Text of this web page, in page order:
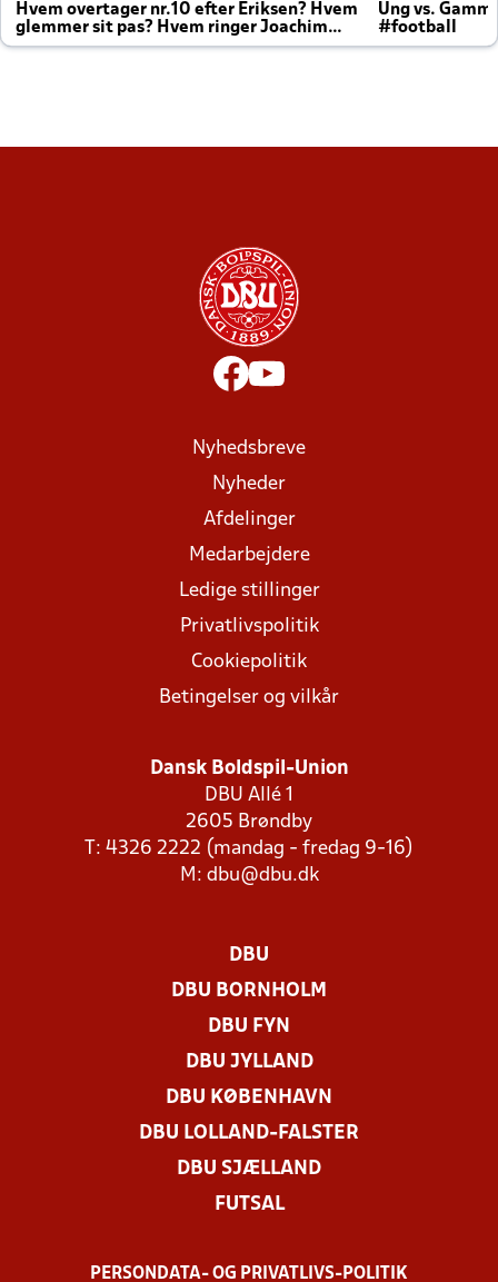
Hvem overtager nr.10 efter Eriksen? Hvem
glemmer sit pas? Hvem ringer Joachim
altid til efter kampe?
Ung vs.
#football
Nyhedsbreve
Nyheder
Afdelinger
Medarbejdere
Ledige stillinger
Privatlivspolitik
Cookiepolitik
Betingelser og vilkår
Dansk Boldspil-Union
DBU Allé 1
2605 Brøndby
T: 4326 2222 (mandag - fredag 9-16)
M: dbu@dbu.dk
DBU
DBU BORNHOLM
DBU FYN
DBU JYLLAND
DBU KØBENHAVN
DBU LOLLAND-FALSTER
DBU SJÆLLAND
FUTSAL
PERSONDATA- OG PRIVATLIVS-POLITIK